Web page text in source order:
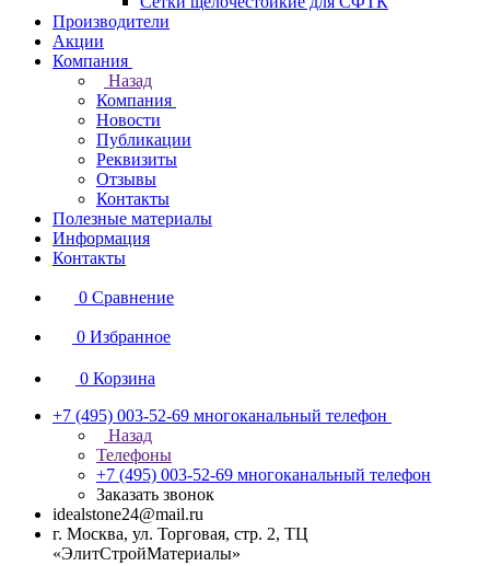
Производители
Акции
Компания
Назад
Компания
Новости
Публикации
Реквизиты
Отзывы
Контакты
Полезные материалы
Информация
Контакты
0 Сравнение
0 Избранное
0 Корзина
+7 (495) 003-52-69 многоканальный телефон
Назад
Телефоны
+7 (495) 003-52-69 многоканальный телефон
Заказать звонок
idealstone24@mail.ru
г. Москва, ул. Торговая, стр. 2, ТЦ
«ЭлитСтройМатериалы»